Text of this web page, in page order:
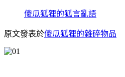
傻瓜狐狸的狐言亂語
原文發表於傻瓜狐狸的雜碎物品